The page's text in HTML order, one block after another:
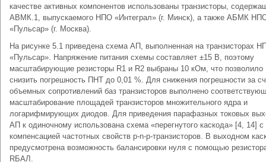
качестве активных компонентов использованы транзисторы,
АВМК.1, выпускаемого НПО «Интеграл» (г. Минск), а также АБМК
«Пульсар» (г. Москва).
На рисунке 5.1 приведена схема АП, выполненная на транзисторах
«Пульсар». Напряжение питания схемы составляет ±15 В, поэтому
масштабирующие резисторы R1 и R2 выбраны 10 кОм, что позволило
снизить погрешность ПНТ до 0,01 %. Для снижения погрешности за
объемных сопротивлений баз транзисторов выполнено
масштабирование площадей транзисторов множительного ядра и
логарифмирующих диодов. Для приведения парафазных токовых
АП к одиночному использована схема «перегнутого каскода» [4, 14] с
компенсацией частотных свойств p-n-p-транзисторов. В выходном
предусмотрена возможность балансировки нуля с помощью
RБАЛ.